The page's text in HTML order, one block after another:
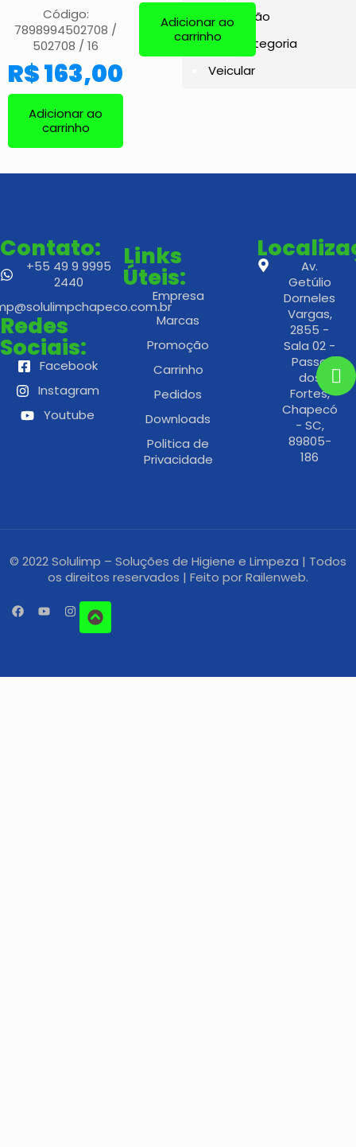
Código:
7898994502708 /
502708 / 16
R$163,00
Adicionar ao
carrinho
Adicionar ao
carrinho
Promoção
Sem categoria
Veicular
Contato:
+55 49 9 9995
2440
Redes
Sociais:
Facebook
Instagram
Youtube
Links
Úteis:
Empresa
Marcas
Promoção
Carrinho
Pedidos
Downloads
Politica de
Privacidade
Av.
Getúlio
Dorneles
Vargas,
2855 -
Sala 02 -
Passo
dos
Fortes,
Chapecó
- SC,
89805-
186
© 2022 Solulimp – Soluções de Higiene e Limpeza | Todos
os direitos reservados | Feito porRailenweb.